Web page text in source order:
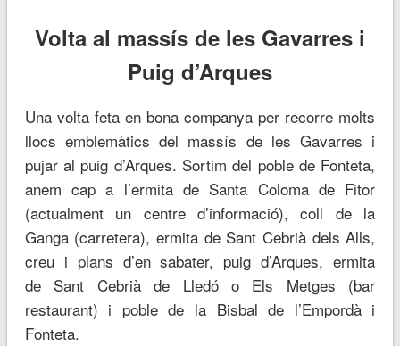
Volta al massís de les Gavarres i
Puig d’Arques
Una volta feta en bona companya per recorre molts
llocs emblemàtics del massís de les Gavarres i
pujar al puig d’Arques. Sortim del poble de Fonteta,
anem cap a l’ermita de Santa Coloma de Fitor
(actualment un centre d’informació), coll de la
Ganga (carretera), ermita de Sant Cebrià dels Alls,
creu i plans d’en sabater, puig d’Arques, ermita
de Sant Cebrià de Lledó o Els Metges (bar
restaurant) i poble de la Bisbal de l’Empordà i
Fonteta.